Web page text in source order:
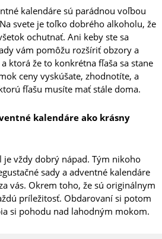
kalendáre sú parádnou voľbou
svete je toľko dobrého alkoholu, že
ochutnať. Ani keby ste sa
vám pomôžu rozšíriť obzory a
ktorá že to konkrétna fľaša sa stane
ceny vyskúšate, zhodnotíte, a
fľašu musíte mať stále doma.
kalendáre ako krásny
vždy dobrý nápad. Tým nikoho
sady a adventné kalendáre
vás. Okrem toho, že sú originálnym
príležitosť. Obdarovaní si potom
si pohodu nad lahodným mokom.